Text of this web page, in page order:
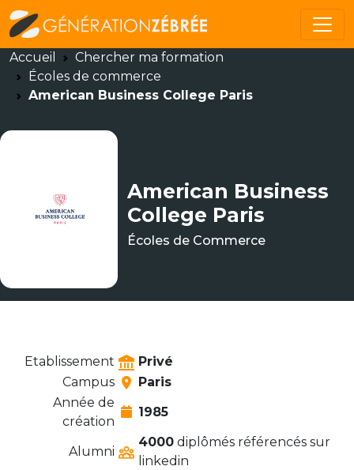
Accueil
Chercher ma formation
Écoles de commerce
American Business College Paris
American Business
College Paris
Écoles de Commerce
Etablissement
Privé
Campus
Paris
Année de
création
1985
Alumni
4000 diplômés référencés sur
linkedin